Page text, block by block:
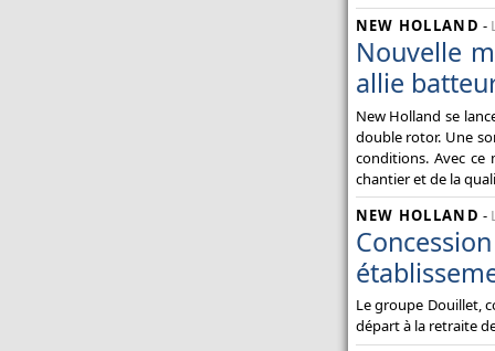
NEW HOLLAND -
Nouvelle
allie
New Holland se
double rotor. Une
conditions. Avec
chantier et de la
NEW HOLLAND -
Le groupe Douillet,
départ à la retraite